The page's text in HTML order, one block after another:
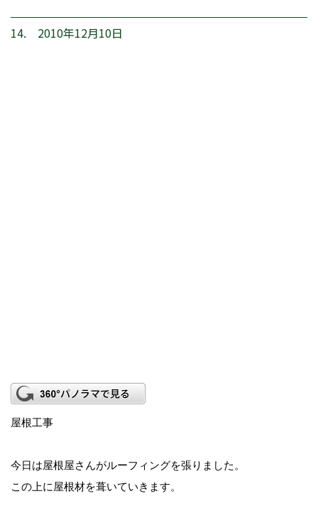
14. 2010年12月10日
屋根工事
今日は屋根屋さんがルーフィングを張りました。
この上に屋根材を葺いていきます。